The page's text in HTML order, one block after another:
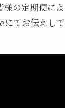
の定期便に
てお伝えして